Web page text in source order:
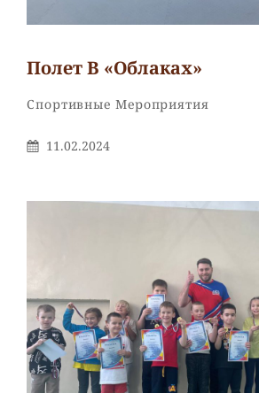
Полет В «облаках»
Рубрики
Спортивные Мероприятия
Опубликовано
11.02.2024